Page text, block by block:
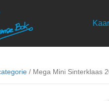
/ Mega Mini Sinterklaas